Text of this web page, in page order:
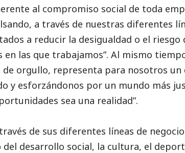
al compromiso social de toda
a través de nuestras diferentes
a reducir la desigualdad o el riesgo
en las que trabajamos”. Al mismo
de orgullo, representa para nosotros
y esforzándonos por un mundo más
sea una realidad”.
través de sus diferentes líneas de
desarrollo social, la cultura, el